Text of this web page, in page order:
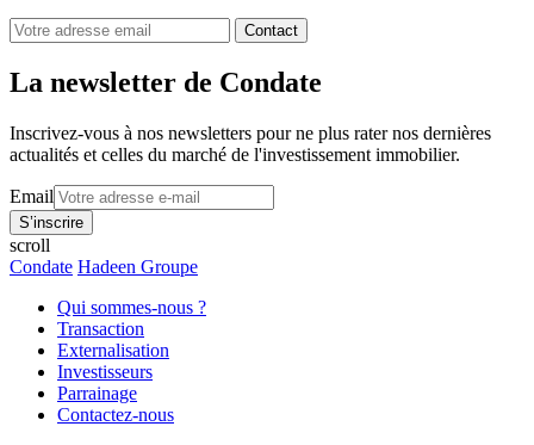
Contact
La newsletter de Condate
Inscrivez-vous à nos newsletters pour ne plus rater nos dernières
actualités et celles du marché de l'investissement immobilier.
Email
scroll
Condate Hadeen Groupe
Qui sommes-nous ?
Transaction
Externalisation
Investisseurs
Parrainage
Contactez-nous